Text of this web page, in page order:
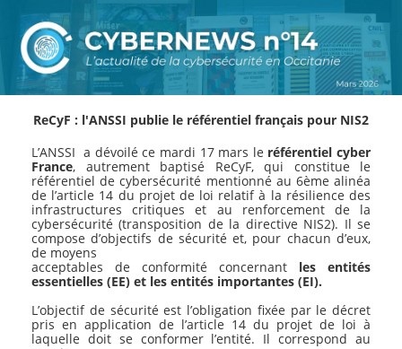
ReCyF : l'ANSSI publie le référentiel français pour NIS2
L’ANSSI a dévoilé ce mardi 17 mars le référentiel cyber
France, autrement baptisé ReCyF, qui constitue le
référentiel de cybersécurité mentionné au 6ème alinéa
de l’article 14 du projet de loi relatif à la résilience des
infrastructures critiques et au renforcement de la
cybersécurité (transposition de la directive NIS2). Il se
compose d’objectifs de sécurité et, pour chacun d’eux,
de moyens
acceptables de conformité concernant les entités
essentielles (EE) et les entités importantes (EI).
L’objectif de sécurité est l’obligation fixée par le décret
pris en application de l’article 14 du projet de loi à
laquelle doit se conformer l’entité. Il correspond au